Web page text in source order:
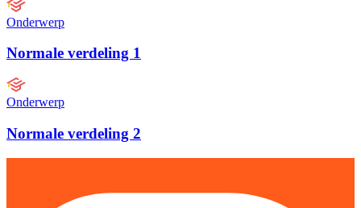
Onderwerp
Normale verdeling 1
Onderwerp
Normale verdeling 2